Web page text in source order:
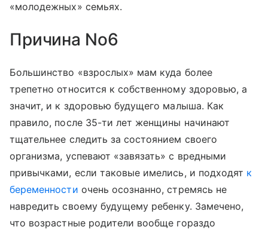
«молодежных» семьях.
Причина No6
Большинство «взрослых» мам куда более
трепетно относится к собственному здоровью, а
значит, и к здоровью будущего малыша. Как
правило, после 35-ти лет женщины начинают
тщательнее следить за состоянием своего
организма, успевают «завязать» с вредными
привычками, если таковые имелись, и подходят к
беременности очень осознанно, стремясь не
навредить своему будущему ребенку. Замечено,
что возрастные родители вообще гораздо